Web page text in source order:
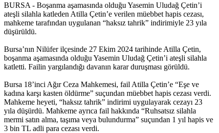
BURSA - Boşanma aşamasında olduğu Yasemin Uludağ Çetin’i
ateşli silahla katleden Atilla Çetin’e verilen müebbet hapis cezası,
mahkeme tarafından uygulanan “haksız tahrik” indirimiyle 23 yıla
düşürüldü.
Bursa’nın Nilüfer ilçesinde 27 Ekim 2024 tarihinde Atilla Çetin,
boşanma aşamasında olduğu Yasemin Uludağ Çetin’i ateşli silahla
katletti. Failin yargılandığı davanın karar duruşması görüldü.
Bursa 18’inci Ağır Ceza Mahkemesi, fail Atilla Çetin’e “Eşe ve
kadına karşı kasten öldürme” suçundan müebbet hapis cezası verdi.
Mahkeme heyeti, “haksız tahrik” indirimi uygulayarak cezayı 23
yıla düşürdü. Mahkeme ayrıca fail hakkında “Ruhsatsız silahla
mermi satın alma, taşıma veya bulundurma” suçundan 1 yıl hapis ve
3 bin TL adli para cezası verdi.